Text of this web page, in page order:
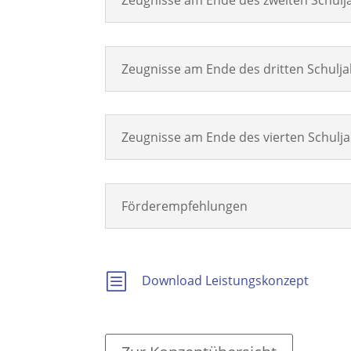
Zeugnisse am Ende des dritten
Zeugnisse am Ende des vierten
Förderempfehlungen
b Download Leistungskonzept